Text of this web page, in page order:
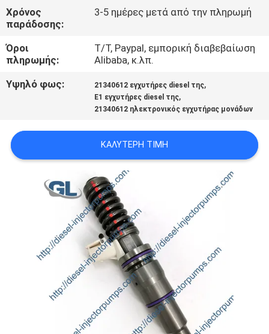
ΈΛΕΓΧΟΣ
ΠΟΙΌΤΗΤΑΣ
ΖΗΤΉΣΤΕ
ΜΙΑ
SITEMAP
ΠΟΛΙΤΙΚΉ
ΑΠΟΡΡΉΤΟΥ
Χρόνος
παράδοσης:
3-5 ημέρες μετά από την πληρωμή
Όροι
πληρωμής:
T/T, Paypal, εμπορική διαβεβαίωση
Alibaba, κ.λπ.
Υψηλό φως:
21340612 εγχυτήρες diesel της,
E1 εγχυτήρες diesel της,
21340612 ηλεκτρονικός εγχυτήρας μονάδων
ΚΑΛΎΤΕΡΗ ΤΙΜΉ